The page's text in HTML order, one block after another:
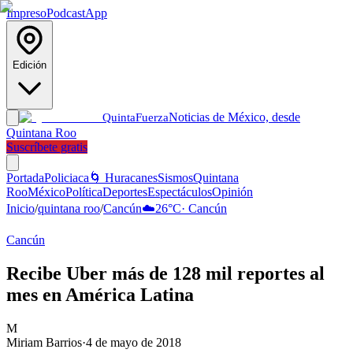
ImpresoPodcastApp
Edición
QuintaFuerzaNoticias de México, desde
Quintana Roo
Suscríbete gratis
PortadaPoliciaca 🌀 HuracanesSismosQuintana
RooMéxicoPolíticaDeportesEspectáculosOpinión
Inicio/quintana roo/Cancún☁️26°C· Cancún
Cancún
Recibe Uber más de 128 mil reportes al
mes en América Latina
M
Miriam Barrios·4 de mayo de 2018